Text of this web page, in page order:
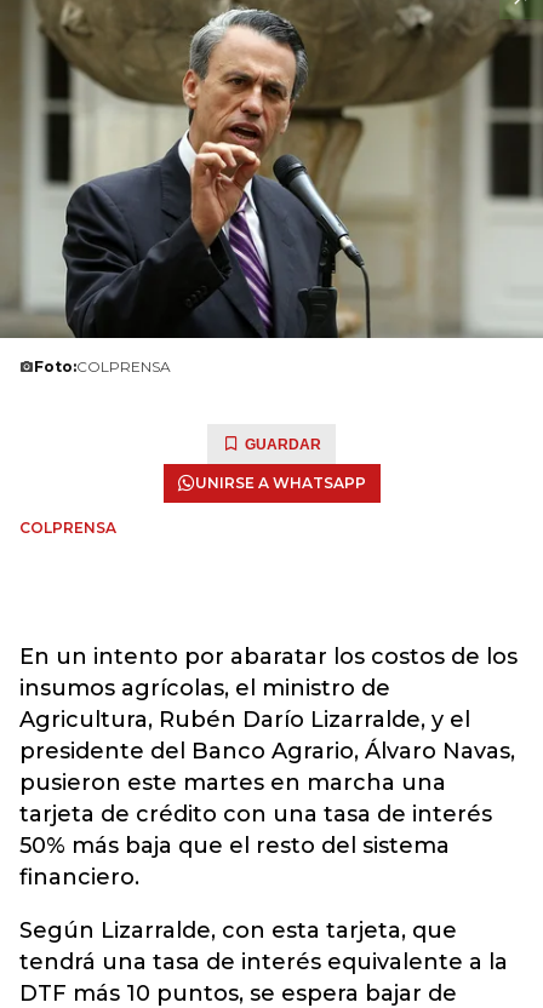
Foto:COLPRENSA
GUARDAR
UNIRSE A WHATSAPP
COLPRENSA
En un intento por abaratar los costos de los
insumos agrícolas, el ministro de
Agricultura, Rubén Darío Lizarralde, y el
presidente del Banco Agrario, Álvaro Navas,
pusieron este martes en marcha una
tarjeta de crédito con una tasa de interés
50% más baja que el resto del sistema
financiero.
Según Lizarralde, con esta tarjeta, que
tendrá una tasa de interés equivalente a la
DTF más 10 puntos, se espera bajar de